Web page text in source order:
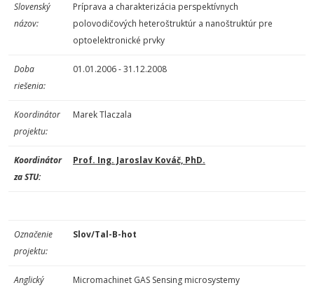
Slovenský
názov:
Príprava a charakterizácia perspektívnych
polovodičových heteroštruktúr a nanoštruktúr pre
optoelektronické prvky
Doba
riešenia:
01.01.2006 - 31.12.2008
Koordinátor
projektu:
Marek Tlaczala
Koordinátor
za STU:
Prof. Ing. Jaroslav Kováč, PhD.
Označenie
projektu:
Slov/Tal-B-hot
Anglický
Micromachinet GAS Sensing microsystemy